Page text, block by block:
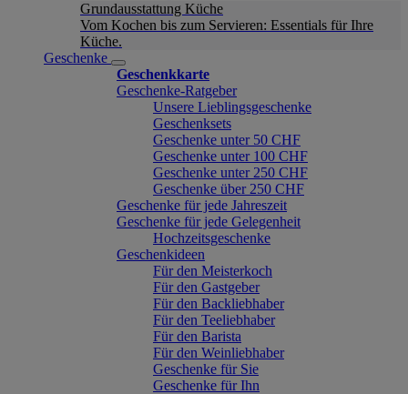
Grundausstattung Küche
Vom Kochen bis zum Servieren: Essentials für Ihre
Küche.
Geschenke
Geschenkkarte
Geschenke-Ratgeber
Unsere Lieblingsgeschenke
Geschenksets
Geschenke unter 50 CHF
Geschenke unter 100 CHF
Geschenke unter 250 CHF
Geschenke über 250 CHF
Geschenke für jede Jahreszeit
Geschenke für jede Gelegenheit
Hochzeitsgeschenke
Geschenkideen
Für den Meisterkoch
Für den Gastgeber
Für den Backliebhaber
Für den Teeliebhaber
Für den Barista
Für den Weinliebhaber
Geschenke für Sie
Geschenke für Ihn